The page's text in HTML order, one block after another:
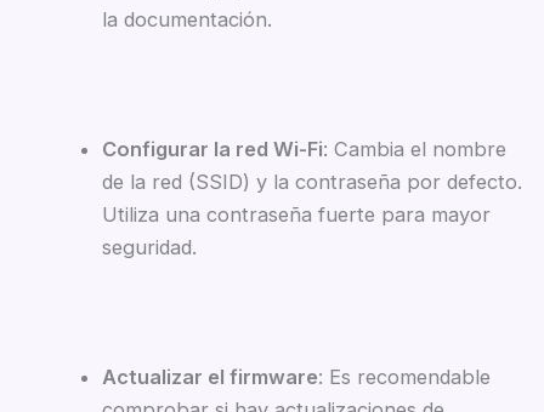
la documentación.
Configurar la red Wi-Fi: Cambia el nombre
de la red (SSID) y la contraseña por defecto.
Utiliza una contraseña fuerte para mayor
seguridad.
Actualizar el firmware: Es recomendable